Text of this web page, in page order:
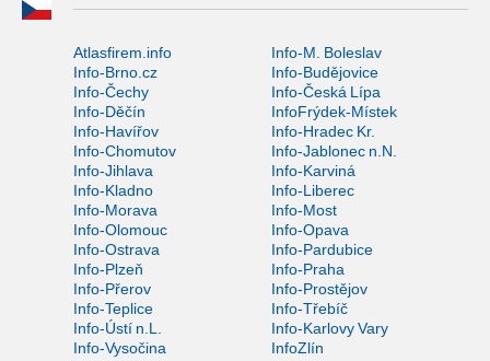
Atlasfirem.info
Info-M. Boleslav
Info-Brno.cz
Info-Budějovice
Info-Čechy
Info-Česká Lípa
Info-Děčín
InfoFrýdek-Místek
Info-Havířov
Info-Hradec Kr.
Info-Chomutov
Info-Jablonec n.N.
Info-Jihlava
Info-Karviná
Info-Kladno
Info-Liberec
Info-Morava
Info-Most
Info-Olomouc
Info-Opava
Info-Ostrava
Info-Pardubice
Info-Plzeň
Info-Praha
Info-Přerov
Info-Prostějov
Info-Teplice
Info-Třebíč
Info-Ústí n.L.
Info-Karlovy Vary
Info-Vysočina
InfoZlín